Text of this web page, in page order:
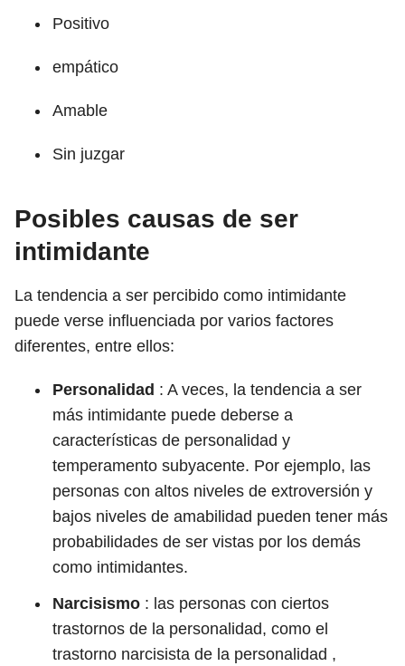
Positivo
empático
Amable
Sin juzgar
Posibles causas de ser
intimidante
La tendencia a ser percibido como intimidante
puede verse influenciada por varios factores
diferentes, entre ellos:
Personalidad : A veces, la tendencia a ser
más intimidante puede deberse a
características de personalidad y
temperamento subyacente. Por ejemplo, las
personas con altos niveles de extroversión y
bajos niveles de amabilidad pueden tener más
probabilidades de ser vistas por los demás
como intimidantes.
Narcisismo : las personas con ciertos
trastornos de la personalidad, como el
trastorno narcisista de la personalidad ,